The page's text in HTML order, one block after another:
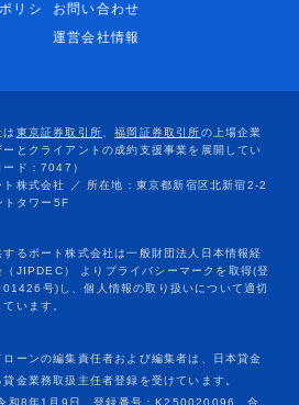
リシ
お問い合わせ
運営会社情報
ーンの編集責任者および編集者は、日本貸金
金業務取扱主任者登録を受けています。
和8年1月9日、登録番号：K250020096、合